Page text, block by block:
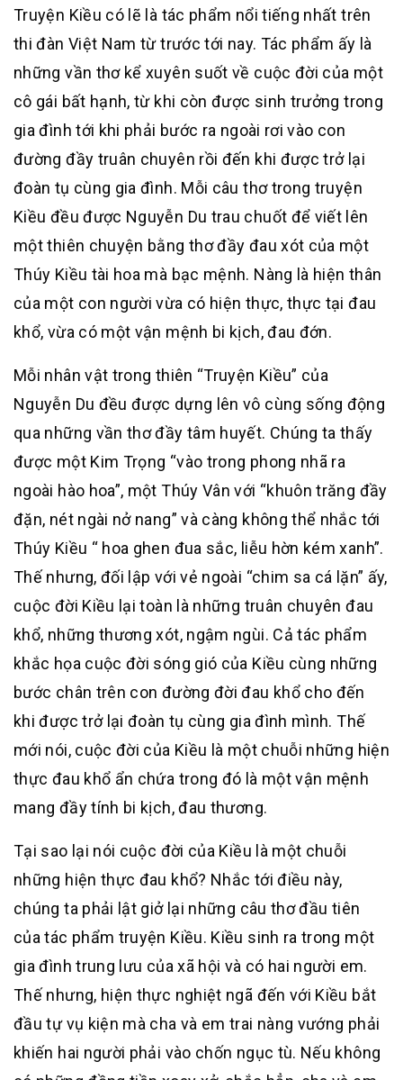
Truyện Kiều có lẽ là tác phẩm nổi tiếng nhất trên
thi đàn Việt Nam từ trước tới nay. Tác phẩm ấy là
những vần thơ kể xuyên suốt về cuộc đời của một
cô gái bất hạnh, từ khi còn được sinh trưởng trong
gia đình tới khi phải bước ra ngoài rơi vào con
đường đầy truân chuyên rồi đến khi được trở lại
đoàn tụ cùng gia đình. Mỗi câu thơ trong truyện
Kiều đều được Nguyễn Du trau chuốt để viết lên
một thiên chuyện bằng thơ đầy đau xót của một
Thúy Kiều tài hoa mà bạc mệnh. Nàng là hiện thân
của một con người vừa có hiện thực, thực tại đau
khổ, vừa có một vận mệnh bi kịch, đau đớn.
Mỗi nhân vật trong thiên “Truyện Kiều” của
Nguyễn Du đều được dựng lên vô cùng sống động
qua những vần thơ đầy tâm huyết. Chúng ta thấy
được một Kim Trọng “vào trong phong nhã ra
ngoài hào hoa”, một Thúy Vân với “khuôn trăng đầy
đặn, nét ngài nở nang” và càng không thể nhắc tới
Thúy Kiều “ hoa ghen đua sắc, liễu hờn kém xanh”.
Thế nhưng, đối lập với vẻ ngoài “chim sa cá lặn” ấy,
cuộc đời Kiều lại toàn là những truân chuyên đau
khổ, những thương xót, ngậm ngùi. Cả tác phẩm
khắc họa cuộc đời sóng gió của Kiều cùng những
bước chân trên con đường đời đau khổ cho đến
khi được trở lại đoàn tụ cùng gia đình mình. Thế
mới nói, cuộc đời của Kiều là một chuỗi những hiện
thực đau khổ ẩn chứa trong đó là một vận mệnh
mang đầy tính bi kịch, đau thương.
Tại sao lại nói cuộc đời của Kiều là một chuỗi
những hiện thực đau khổ? Nhắc tới điều này,
chúng ta phải lật giở lại những câu thơ đầu tiên
của tác phẩm truyện Kiều. Kiều sinh ra trong một
gia đình trung lưu của xã hội và có hai người em.
Thế nhưng, hiện thực nghiệt ngã đến với Kiều bắt
đầu tự vụ kiện mà cha và em trai nàng vướng phải
khiến hai người phải vào chốn ngục tù. Nếu không